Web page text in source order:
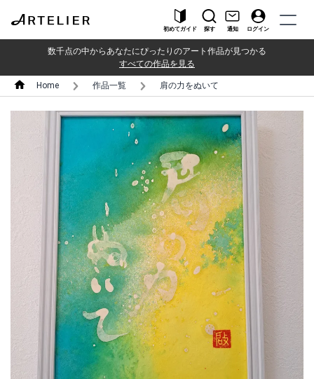
初めてガイド 探す 通知 ログイン
数千点の中からあなたにぴったりのアート作品が見つかる
すべての作品を見る
Home 作品一覧 肩の力をぬいて